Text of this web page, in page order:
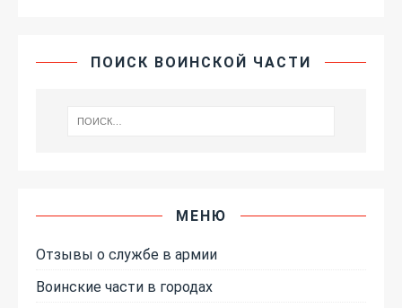
ПОИСК ВОИНСКОЙ ЧАСТИ
МЕНЮ
Отзывы о службе в армии
Воинские части в городах